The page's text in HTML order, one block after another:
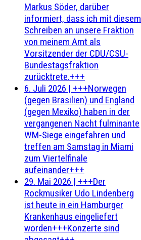
Markus Söder, darüber
informiert, dass ich mit diesem
Schreiben an unsere Fraktion
von meinem Amt als
Vorsitzender der CDU/CSU-
Bundestagsfraktion
zurücktrete.+++
6. Juli 2026 | +++Norwegen
(gegen Brasilien) und England
(gegen Mexiko) haben in der
vergangenen Nacht fulminante
WM-Siege eingefahren und
treffen am Samstag in Miami
zum Viertelfinale
aufeinander+++
29. Mai 2026 | +++Der
Rockmusiker Udo Lindenberg
ist heute in ein Hamburger
Krankenhaus eingeliefert
worden+++Konzerte sind